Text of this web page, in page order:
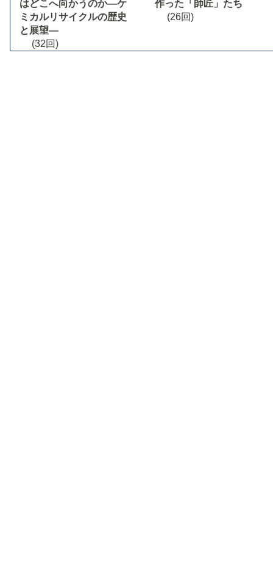
はどこへ向かうのか―ケ
ミカルリサイクルの歴史
と展望―
(32回)
作った「師匠」たち
(26回)